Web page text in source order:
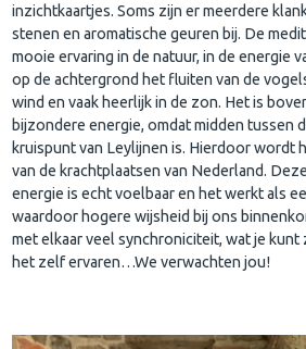
inzichtkaartjes. Soms zijn er meerdere
stenen en aromatische geuren bij. De
mooie ervaring in de natuur, in de energie
op de achtergrond het fluiten van de
wind en vaak heerlijk in de zon. Het is
bijzondere energie, omdat midden tussen
kruispunt van Leylijnen is. Hierdoor wordt
van de krachtplaatsen van Nederland.
energie is echt voelbaar en het werkt als
waardoor hogere wijsheid bij ons
met elkaar veel synchroniciteit, wat je kunt
het zelf ervaren…We verwachten jou!